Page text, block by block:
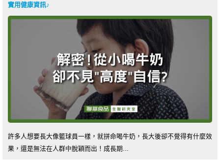
實用健康資訊♪
許多人想要長大像籃球員一樣，就拼命喝牛奶，長大後卻不覺得有什麼效
果，還是無法在人群中脫穎而出！成長期...